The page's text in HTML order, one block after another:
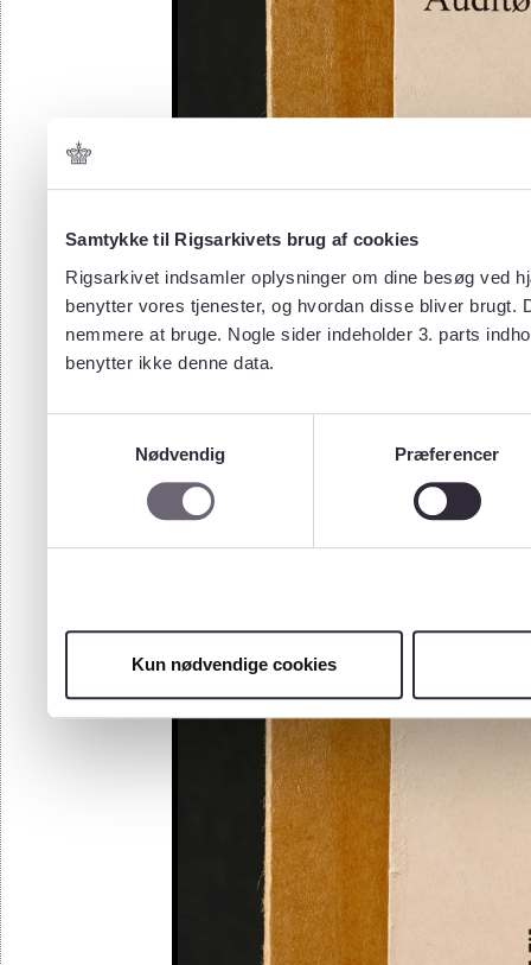
Samtykke til Rigsarkivets brug af cookies
Rigsarkivet indsamler oplysninger om dine besøg ved
benytter vores tjenester, og hvordan disse bliver
nemmere at bruge. Nogle sider indeholder 3. parts
benytter ikke denne data.
Nødvendig
Præferencer
Kun nødvendige cookies